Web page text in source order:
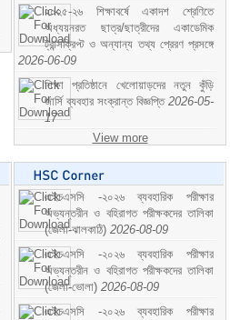
২০২৫-২৬ শিক্ষাবর্ষে একাদশ শ্রেণিতে
অধ্যয়নরত ছাত্র/ছাত্রীদের একাডেমিক
ট্রান্সক্রিপ্ট ও অন্যান্য তথ্য প্রেরণ প্রসঙ্গে
2026-06-09
শিক্ষা প্রতিষ্ঠানে খেলোয়াড়দের নতুন কুঁড়ি
জার্সি ব্যবহার সংক্রান্ত বিজ্ঞপ্তি 2026-05-
17
View more
এইচএসসি -২০২৬ ব্যবহারিক পরীক্ষার
অভ্যন্তরীন ও বহিরাগত পরীক্ষকদের তালিকা
(জেলা-ঝালকাঠি) 2026-08-09
এইচএসসি -২০২৬ ব্যবহারিক পরীক্ষার
অভ্যন্তরীন ও বহিরাগত পরীক্ষকদের তালিকা
(জেলা-ভোলা) 2026-08-09
এইচএসসি -২০২৬ ব্যবহারিক পরীক্ষার